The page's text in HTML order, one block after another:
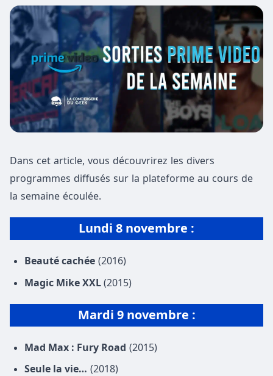
Dans cet article, vous découvrirez les divers
programmes diffusés sur la plateforme au cours de
la semaine écoulée.
Lundi 8 novembre :
Beauté cachée (2016)
Magic Mike XXL (2015)
Mardi 9 novembre :
Mad Max : Fury Road (2015)
Seule la vie… (2018)